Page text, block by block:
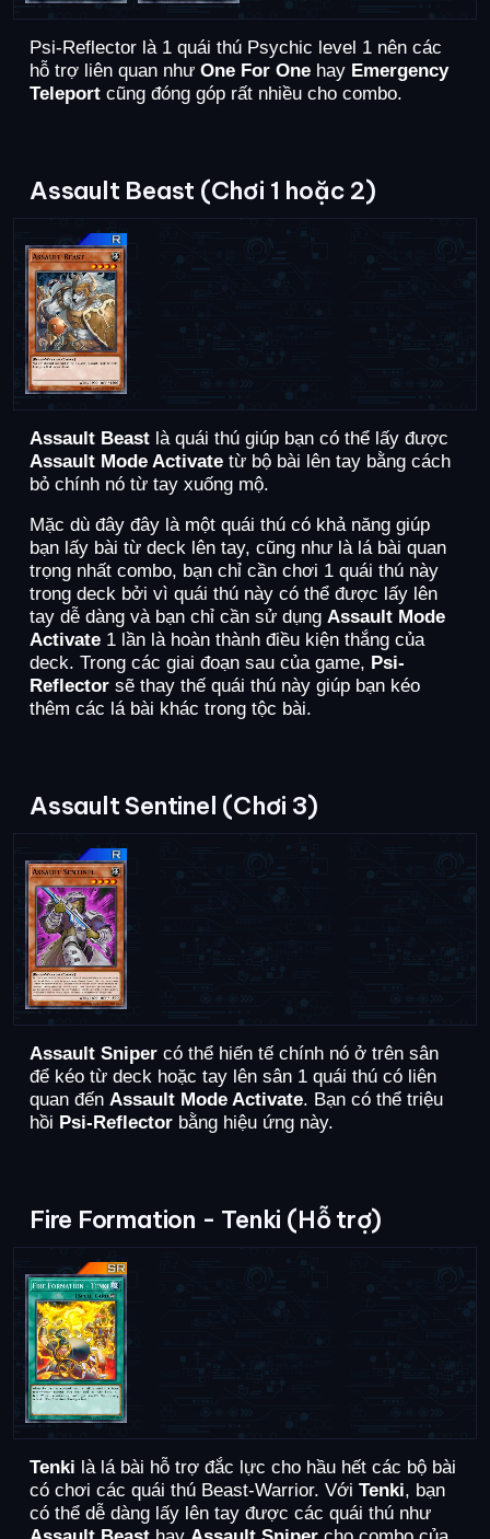
Psi-Reflector là 1 quái thú Psychic level 1 nên các
hỗ trợ liên quan như One For One hay Emergency
Teleport cũng đóng góp rất nhiều cho combo.
Assault Beast (Chơi 1 hoặc 2)
Assault Beast là quái thú giúp bạn có thể lấy được
Assault Mode Activate từ bộ bài lên tay bằng cách
bỏ chính nó từ tay xuống mộ.
Mặc dù đây đây là một quái thú có khả năng giúp
bạn lấy bài từ deck lên tay, cũng như là lá bài quan
trọng nhất combo, bạn chỉ cần chơi 1 quái thú này
trong deck bởi vì quái thú này có thể được lấy lên
tay dễ dàng và bạn chỉ cần sử dụng Assault Mode
Activate 1 lần là hoàn thành điều kiện thắng của
deck. Trong các giai đoạn sau của game, Psi-
Reflector sẽ thay thế quái thú này giúp bạn kéo
thêm các lá bài khác trong tộc bài.
Assault Sentinel (Chơi 3)
Assault Sniper có thể hiến tế chính nó ở trên sân
để kéo từ deck hoặc tay lên sân 1 quái thú có liên
quan đến Assault Mode Activate. Bạn có thể triệu
hồi Psi-Reflector bằng hiệu ứng này.
Fire Formation - Tenki (Hỗ trợ)
Tenki là lá bài hỗ trợ đắc lực cho hầu hết các bộ bài
có chơi các quái thú Beast-Warrior. Với Tenki, bạn
có thể dễ dàng lấy lên tay được các quái thú như